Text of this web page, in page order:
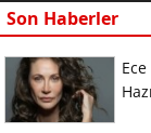
Son Haberler